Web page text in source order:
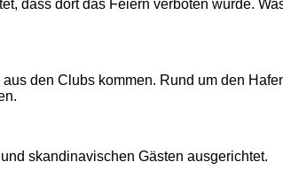
dass dort das Feiern verboten wurde.
den Clubs kommen. Rund um den
skandinavischen Gästen ausgerichtet.